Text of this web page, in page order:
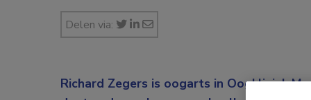
Delen via:
Richard Zegers is oogarts in Oogkliniek